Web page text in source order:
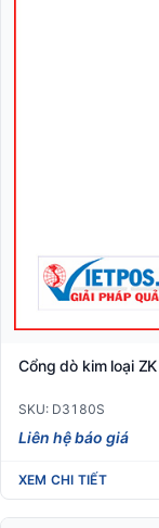
Cổng dò kim loại
SKU: D3180S
Liên hệ báo giá
XEM CHI TIẾT